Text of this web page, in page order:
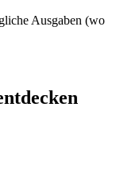
Ausgaben (wo